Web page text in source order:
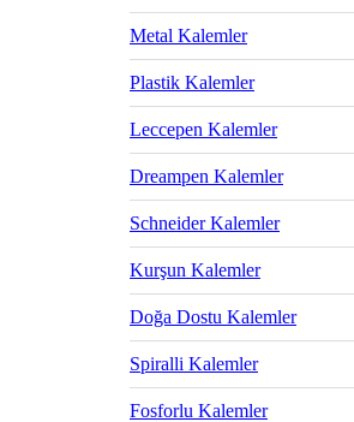
Metal Kalemler
Plastik Kalemler
Leccepen Kalemler
Dreampen Kalemler
Schneider Kalemler
Kurşun Kalemler
Doğa Dostu Kalemler
Spiralli Kalemler
Fosforlu Kalemler